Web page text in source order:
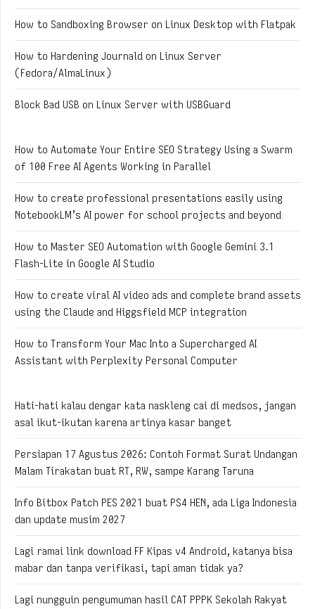
How to Sandboxing Browser on Linux Desktop with Flatpak
How to Hardening Journald on Linux Server
(Fedora/AlmaLinux)
Block Bad USB on Linux Server with USBGuard
How to Automate Your Entire SEO Strategy Using a Swarm
of 100 Free AI Agents Working in Parallel
How to create professional presentations easily using
NotebookLM’s AI power for school projects and beyond
How to Master SEO Automation with Google Gemini 3.1
Flash-Lite in Google AI Studio
How to create viral AI video ads and complete brand assets
using the Claude and Higgsfield MCP integration
How to Transform Your Mac Into a Supercharged AI
Assistant with Perplexity Personal Computer
Hati-hati kalau dengar kata naskleng cai di medsos, jangan
asal ikut-ikutan karena artinya kasar banget
Persiapan 17 Agustus 2026: Contoh Format Surat Undangan
Malam Tirakatan buat RT, RW, sampe Karang Taruna
Info Bitbox Patch PES 2021 buat PS4 HEN, ada Liga Indonesia
dan update musim 2027
Lagi ramai link download FF Kipas v4 Android, katanya bisa
mabar dan tanpa verifikasi, tapi aman tidak ya?
Lagi nungguin pengumuman hasil CAT PPPK Sekolah Rakyat